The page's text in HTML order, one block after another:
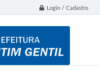
Login / Cadastro